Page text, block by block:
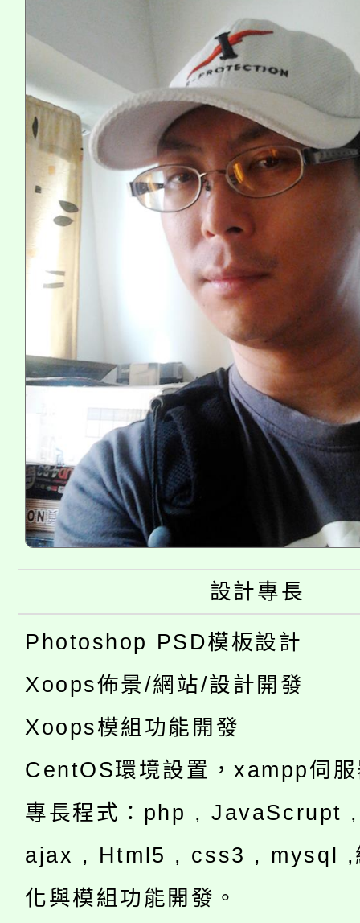
程，歡迎學生輔導中心
心理、諮商輔導、社會
系所師生報名參加。
設計專長
Photoshop PSD模板設計
Xoops佈景/網站/設計開發
Xoops模組功能開發
CentOS環境設置，xampp伺
專長程式：php , JavaScrupt
ajax , Html5 , css3 , mysql ,
化與模組功能開發。